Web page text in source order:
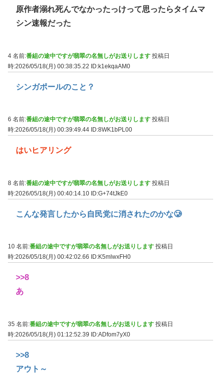
原作者溺れ死んでなかったっけって思ったらタイムマ
シン速報だった
4 名前:番組の途中ですが翡翠の名無しがお送りします 投稿日
時:2026/05/18(月) 00:38:35.22 ID:k1ekqaAM0
シンガポールのこと？
6 名前:番組の途中ですが翡翠の名無しがお送りします 投稿日
時:2026/05/18(月) 00:39:49.44 ID:8WK1bPL00
はいヒアリング
8 名前:番組の途中ですが翡翠の名無しがお送りします 投稿日
時:2026/05/18(月) 00:40:14.10 ID:G+74tJkE0
こんな発言したから自民党に消されたのかな🥲
10 名前:番組の途中ですが翡翠の名無しがお送りします 投稿日
時:2026/05/18(月) 00:42:02.66
ID:K5mlwxFH0
>>8
あ
35 名前:番組の途中ですが翡翠の名無しがお送りします 投稿日
時:2026/05/18(月) 01:12:52.39
ID:ADfom7yX0
>>8
アウト～